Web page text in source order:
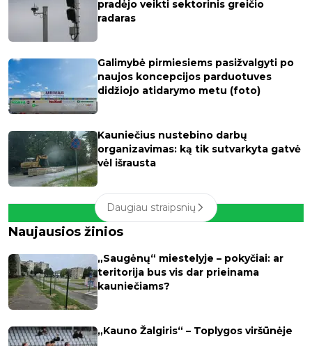
pradėjo veikti sektorinis greičio
radaras
Galimybė pirmiesiems pasižvalgyti po
naujos koncepcijos parduotuves
didžiojo atidarymo metu (foto)
Kauniečius nustebino darbų
organizavimas: ką tik sutvarkyta gatvė
vėl išrausta
Daugiau straipsnių
Naujausios žinios
„Saugėnų“ miestelyje – pokyčiai: ar
teritorija bus vis dar prieinama
kauniečiams?
„Kauno Žalgiris“ – Toplygos viršūnėje